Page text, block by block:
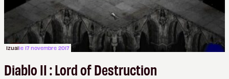
Izualle 17 novembre 2017
Diablo II : Lord of Destruction